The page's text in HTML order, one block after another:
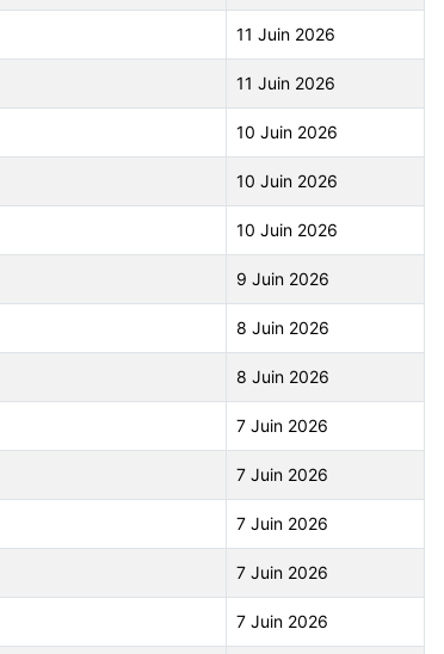
11 Juin 2026
11 Juin 2026
10 Juin 2026
10 Juin 2026
10 Juin 2026
9 Juin 2026
8 Juin 2026
8 Juin 2026
7 Juin 2026
7 Juin 2026
7 Juin 2026
7 Juin 2026
7 Juin 2026